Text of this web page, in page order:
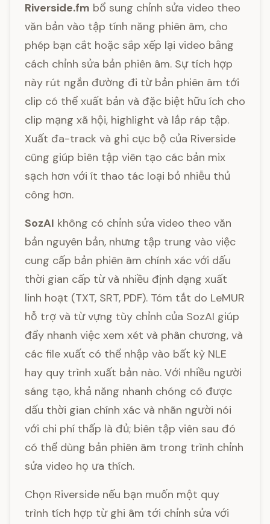
Riverside.fm bổ sung chỉnh sửa video theo
văn bản vào tập tính năng phiên âm, cho
phép bạn cắt hoặc sắp xếp lại video bằng
cách chỉnh sửa bản phiên âm. Sự tích hợp
này rút ngắn đường đi từ bản phiên âm tới
clip có thể xuất bản và đặc biệt hữu ích cho
clip mạng xã hội, highlight và lắp ráp tập.
Xuất đa-track và ghi cục bộ của Riverside
cũng giúp biên tập viên tạo các bản mix
sạch hơn với ít thao tác loại bỏ nhiễu thủ
công hơn.
SozAI không có chỉnh sửa video theo văn
bản nguyên bản, nhưng tập trung vào việc
cung cấp bản phiên âm chính xác với dấu
thời gian cấp từ và nhiều định dạng xuất
linh hoạt (TXT, SRT, PDF). Tóm tắt do LeMUR
hỗ trợ và từ vựng tùy chỉnh của SozAI giúp
đẩy nhanh việc xem xét và phân chương, và
các file xuất có thể nhập vào bất kỳ NLE
hay quy trình xuất bản nào. Với nhiều người
sáng tạo, khả năng nhanh chóng có được
dấu thời gian chính xác và nhãn người nói
với chi phí thấp là đủ; biên tập viên sau đó
có thể dùng bản phiên âm trong trình chỉnh
sửa video họ ưa thích.
Chọn Riverside nếu bạn muốn một quy
trình tích hợp từ ghi âm tới chỉnh sửa với